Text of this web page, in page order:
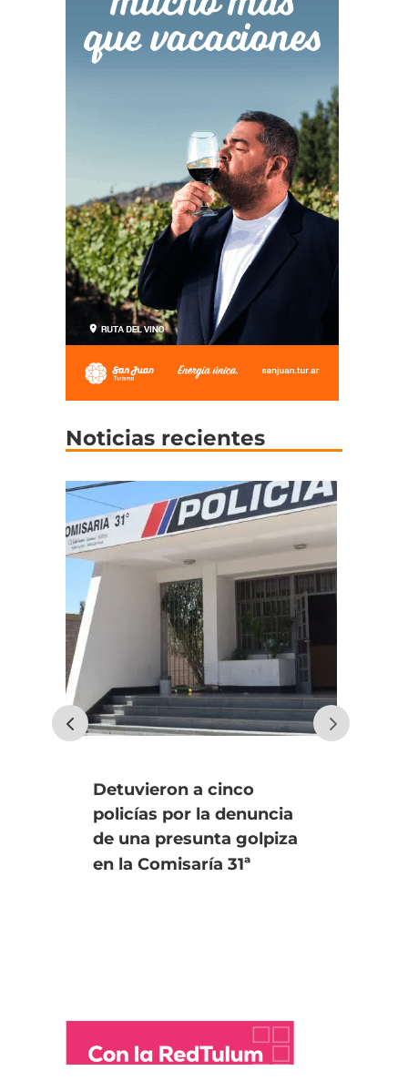
Noticias recientes
Detuvieron a cinco
policías por la denuncia
de una presunta golpiza
en la Comisaría 31ª